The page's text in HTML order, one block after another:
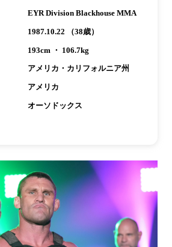
EYR Division Blackhouse MMA
1987.10.22 （38歳）
193cm ・ 106.7kg
アメリカ・カリフォルニア州
アメリカ
オーソドックス